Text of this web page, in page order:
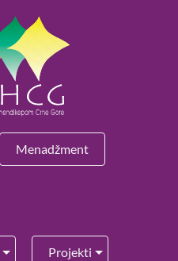
Menadžment
Projekti